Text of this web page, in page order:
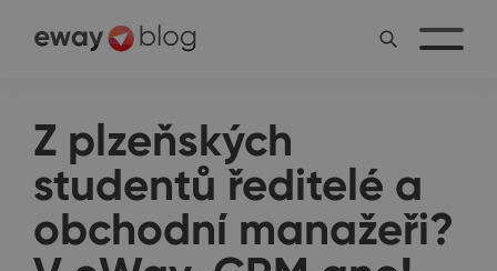
Z plzeňských
studentů ředitelé a
obchodní manažeři?